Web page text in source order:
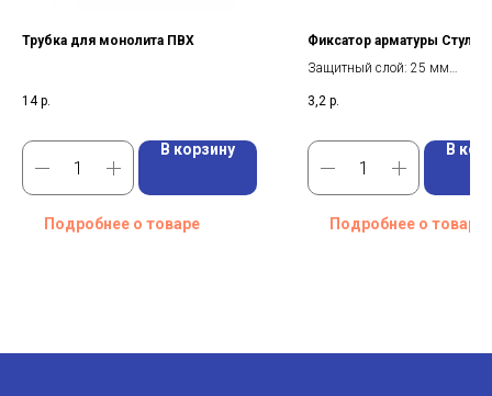
Трубка для монолита ПВХ
14 р.
В корзину
Подробнее о товаре
Фиксатор арматуры
Защитный слой: 25 мм
Вид: Фиксатор стульчик для
3,2 р.
В
Подробнее о товаре